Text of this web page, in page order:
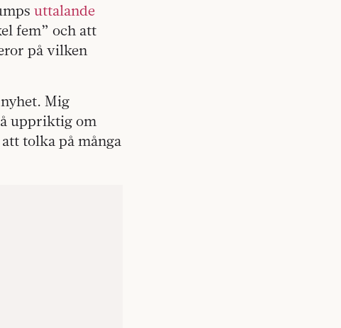
uttalande
fem” och att
på vilken
Mig
uppriktig om
tolka på många